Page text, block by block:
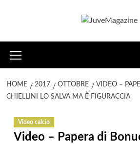
principale
HOME 2017 OTTOBRE
VIDEO –
CHIELLINI LO SALVA MA È FIGURACCIA
Video calcio
Video – Papera di